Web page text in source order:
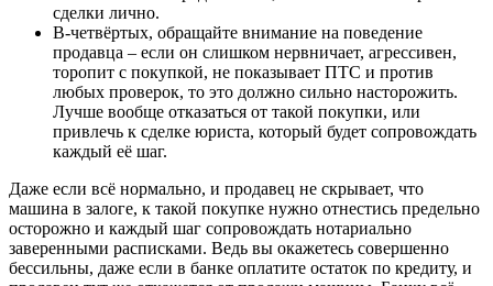
сделки лично.
В-четвёртых, обращайте внимание на поведение
продавца – если он слишком нервничает, агрессивен,
торопит с покупкой, не показывает ПТС и против
любых проверок, то это должно сильно насторожить.
Лучше вообще отказаться от такой покупки, или
привлечь к сделке юриста, который будет сопровождать
каждый её шаг.
Даже если всё нормально, и продавец не скрывает, что
машина в залоге, к такой покупке нужно отнестись предельно
осторожно и каждый шаг сопровождать нотариально
заверенными расписками. Ведь вы окажетесь совершенно
бессильны, даже если в банке оплатите остаток по кредиту, и